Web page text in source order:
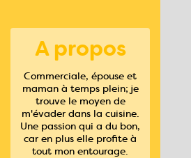
A propos
Commerciale, épouse et
maman à temps plein; je
trouve le moyen de
m'évader dans la cuisine.
Une passion qui a du bon,
car en plus elle profite à
tout mon entourage.